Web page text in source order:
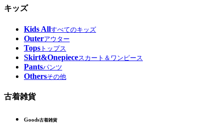
キッズ
Kids Allすべてのキッズ
Outerアウター
Tops トップス
Skirt&Onepieceスカート＆ワンピース
Pantsパンツ
Othersその他
古着雑貨
Goods古着雑貨